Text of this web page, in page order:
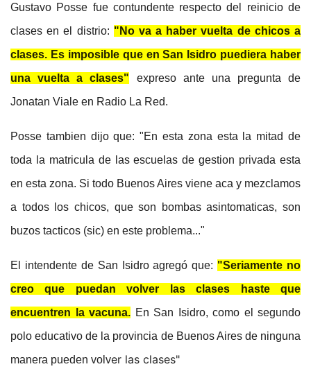
Gustavo Posse fue contundente respecto del reinicio de
clases en el distrio: "No va a haber vuelta de chicos a
clases. Es imposible que en San Isidro puediera haber
una vuelta a clases" expreso ante una pregunta de
Jonatan Viale en Radio La Red.
Posse tambien dijo que: "En esta zona esta la mitad de
toda la matricula de las escuelas de gestion privada esta
en esta zona. Si todo Buenos Aires viene aca y mezclamos
a todos los chicos, que son bombas asintomaticas, son
buzos tacticos (sic) en este problema..."
El intendente de San Isidro agregó que: "Seriamente no
creo que puedan volver las clases haste que
encuentren la vacuna. En San Isidro, como el segundo
polo educativo de la provincia de Buenos Aires de ninguna
manera pueden volver las clases"